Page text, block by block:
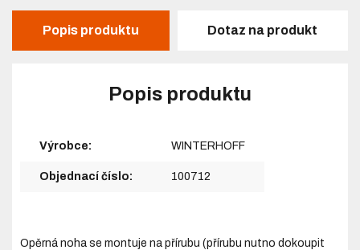
Popis produktu Dotaz na produkt
Popis produktu
Výrobce: WINTERHOFF
Objednací číslo: 100712
Opěrná noha se montuje na přírubu (přírubu nutno dokoupit